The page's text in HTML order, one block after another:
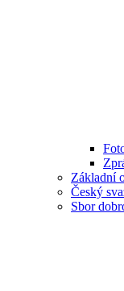
Základní
Český
Sbor